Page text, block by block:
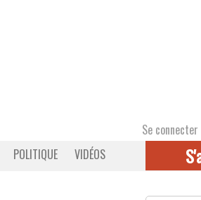
Se connecter
POLITIQUE VIDÉOS